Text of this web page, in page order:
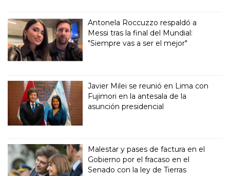
Antonela Roccuzzo respaldó a
Messi tras la final del Mundial:
"Siempre vas a ser el mejor"
Javier Milei se reunió en Lima con
Fujimori en la antesala de la
asunción presidencial
Malestar y pases de factura en el
Gobierno por el fracaso en el
Senado con la ley de Tierras